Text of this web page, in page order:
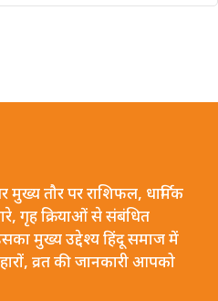
तौर पर राशिफल, धार्मिक
गृह क्रियाओं से संबंधित
मुख्य उद्देश्य हिंदू समाज में
व्रत की जानकारी आपको